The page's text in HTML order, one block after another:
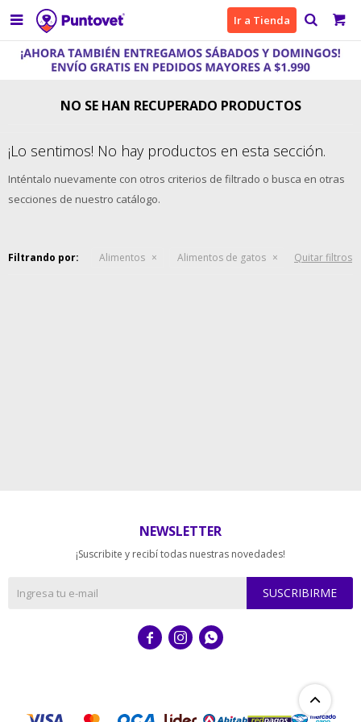
 Ir a Tienda
NO SE HAN RECUPERADO PRODUCTOS
¡Lo sentimos! No hay productos en esta sección.
Inténtalo nuevamente con otros criterios de filtrado o busca en otras
secciones de nuestro catálogo.
Filtrando por: Alimentos Alimentos de gatos Quitar filtros
NEWSLETTER
¡Suscribite y recibí todas nuestras novedades!
SUSCRIBIRME
  